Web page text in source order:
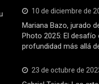
10 de diciembre de
Mariana Bazo, jurado
Photo 2025: El desafío
profundidad más allá
23 de octubre de